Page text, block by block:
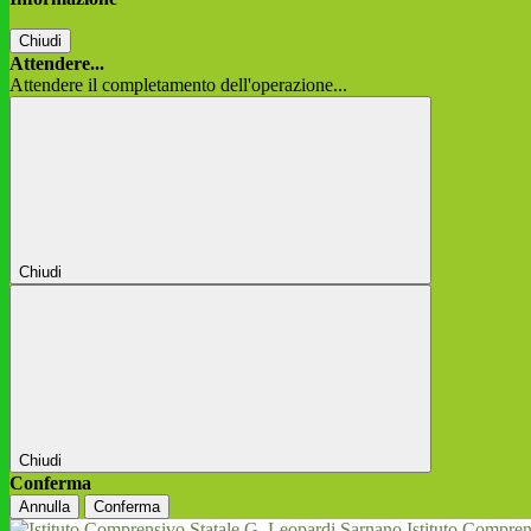
Chiudi
Attendere...
Attendere il completamento dell'operazione...
Chiudi
Chiudi
Conferma
Annulla Conferma